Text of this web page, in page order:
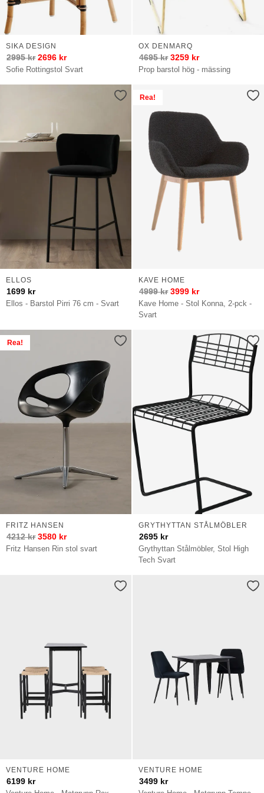
Sofie Rottingstol Svart
SIKA DESIGN
2995kr 2696 kr
Prop barstol hög - mässing
OX DENMARQ
4695kr 3259 kr
Ellos - Barstol Pirri 76 cm - Svart
ELLOS
1699 kr
Rea!
Kave Home - Stol Konna, 2-pck -
Svart
KAVE HOME
4999kr 3999 kr
Rea!
Fritz Hansen Rin stol svart
FRITZ HANSEN
4212kr 3580 kr
Grythyttan Stålmöbler, Stol High
Tech Svart
GRYTHYTTAN STÅLMÖBLER
2695 kr
VENTURE HOME
6199 kr
VENTURE HOME
3499 kr